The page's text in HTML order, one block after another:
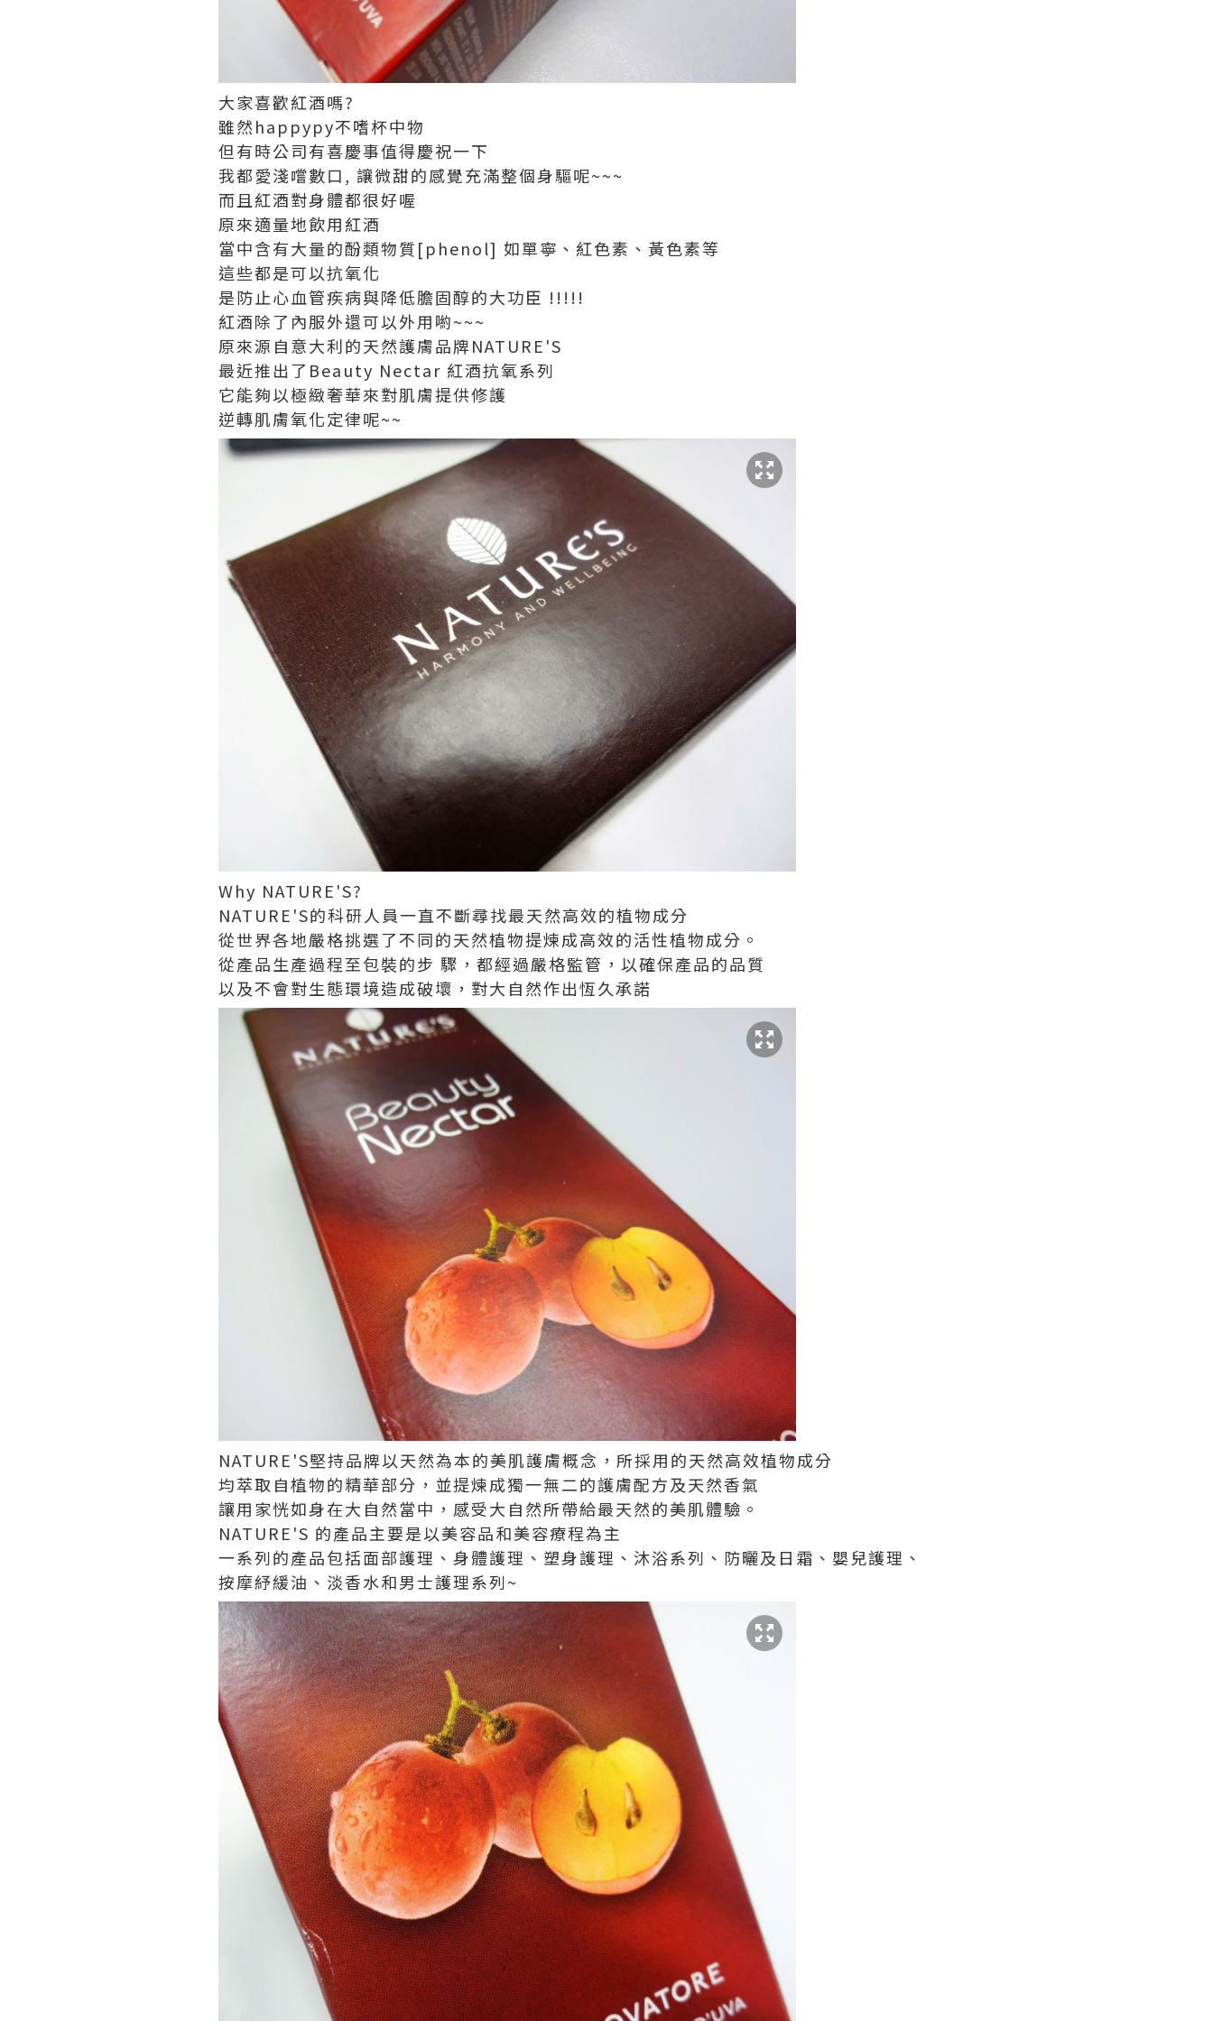
大家喜歡紅酒嗎?
雖然happypy不嗜杯中物
但有時公司有喜慶事值得慶祝一下
我都愛淺嚐數口, 讓微甜的感覺充滿整個身驅呢~~~
而且紅酒對身體都很好喔
原來適量地飲用紅酒
當中含有大量的酚類物質[phenol] 如單寧、紅色素、黃色素等
這些都是可以抗氧化
是防止心血管疾病與降低膽固醇的大功臣 !!!!!
紅酒除了內服外還可以外用喲~~~
原來源自意大利的天然護膚品牌NATURE'S
最近推出了Beauty Nectar 紅酒抗氧系列
它能夠以極緻奢華來對肌膚提供修護
逆轉肌膚氧化定律呢~~
Why NATURE'S?
NATURE'S的科研人員一直不斷尋找最天然高效的植物成分
從世界各地嚴格挑選了不同的天然植物提煉成高效的活性植物成分。
從產品生產過程至包裝的步 驟，都經過嚴格監管，以確保產品的品質
以及不會對生態環境造成破壞，對大自然作出恆久承諾
NATURE'S堅持品牌以天然為本的美肌護膚概念，所採用的天然高效植物成分
均萃取自植物的精華部分，並提煉成獨一無二的護膚配方及天然香氣
讓用家恍如身在大自然當中，感受大自然所帶給最天然的美肌體驗。
NATURE'S 的產品主要是以美容品和美容療程為主
一系列的產品包括面部護理、身體護理、塑身護理、沐浴系列、防曬及日霜、嬰兒護理、
按摩紓緩油、淡香水和男士護理系列~